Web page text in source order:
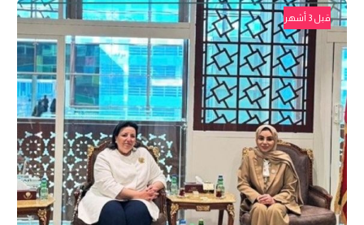
قبل 3 أشهر